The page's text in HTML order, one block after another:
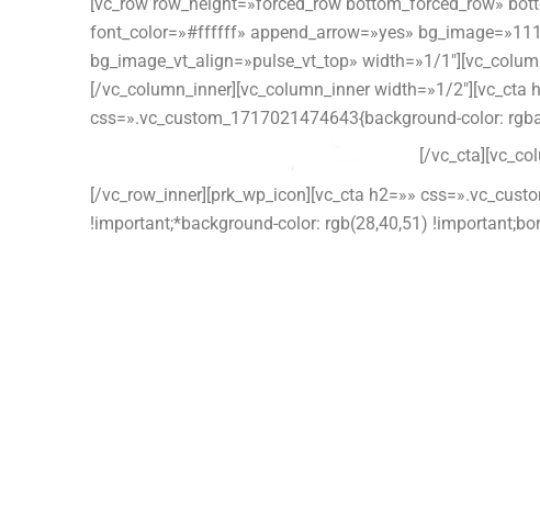
font_color=»#ffffff» append_arrow=»yes»
bg_image_vt_align=»pulse_vt_top» width=»1/
[/vc_column_inner][vc_column_inner width=»1/
css=».vc_custom_1717021474643{background-color:
[/
[/vc_row_inner][prk_wp_icon][vc_cta h2=»»
!important;*background-color: rgb(28,40,51)